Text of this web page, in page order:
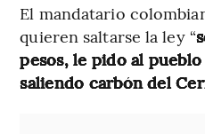
El mandatario
quieren saltarse la ley “
pesos, le pido al
saliendo carbón del